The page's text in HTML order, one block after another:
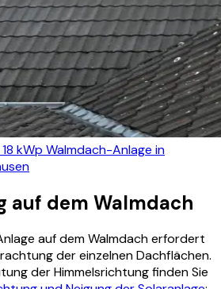
kWp Walmdach-Anlage in
auf dem Walmdach
auf dem Walmdach erfordert
der einzelnen Dachflächen.
der Himmelsrichtung finden Sie